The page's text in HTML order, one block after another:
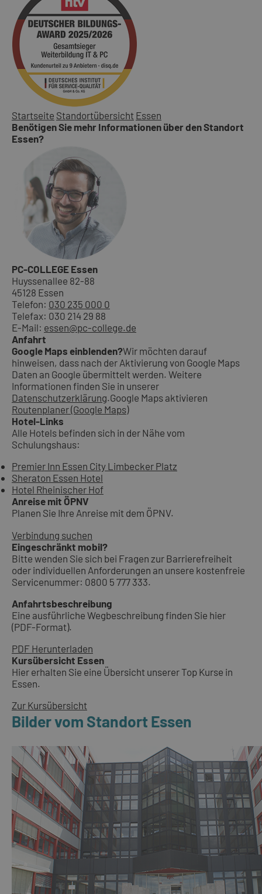
Startseite Standortübersicht Essen
Benötigen Sie mehr Informationen über den Standort
Essen?
PC-COLLEGE Essen
Huyssenallee 82-88
45128 Essen
Telefon: 030 235 000 0
Telefax: 030 214 29 88
E-Mail: essen@pc-college.de
Anfahrt
Google Maps einblenden?Wir möchten darauf
hinweisen, dass nach der Aktivierung von Google Maps
Daten an Google übermittelt werden. Weitere
Informationen finden Sie in unserer
Datenschutzerklärung.Google Maps aktivieren
Routenplaner (Google Maps)
Hotel-Links
Alle Hotels befinden sich in der Nähe vom
Schulungshaus:
Premier Inn Essen City Limbecker Platz
Sheraton Essen Hotel
Hotel Rheinischer Hof
Anreise mit ÖPNV
Planen Sie Ihre Anreise mit dem ÖPNV.
Verbindung suchen
Eingeschränkt mobil?
Bitte wenden Sie sich bei Fragen zur Barrierefreiheit
oder individuellen Anforderungen an unsere kostenfreie
Servicenummer: 0800 5 777 333.
Anfahrtsbeschreibung
Eine ausführliche Wegbeschreibung finden Sie hier
(PDF-Format).
PDF Herunterladen
Kursübersicht Essen
Hier erhalten Sie eine Übersicht unserer Top Kurse in
Essen.
Zur Kursübersicht
Bilder vom Standort Essen